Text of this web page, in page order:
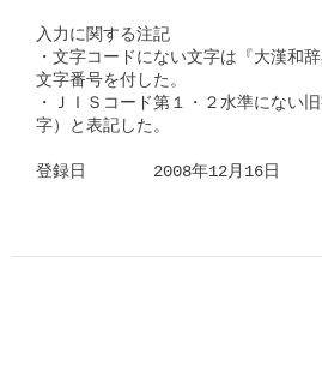
入力に関する注記
・文字コードにない文字は『大漢和
文字番号を付した。
・ＪＩＳコード第１・２水準にない
字）と表記した。
登録日　　　　2008年12月16